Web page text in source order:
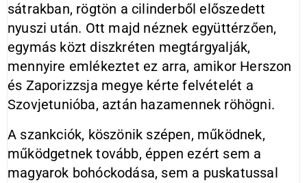
sátrakban, rögtön a cilinderből előszedett
nyuszi után. Ott majd néznek együttérzően,
egymás közt diszkréten megtárgyalják,
mennyire emlékeztet ez arra, amikor Herszon
és Zaporizzsja megye kérte felvételét a
Szovjetunióba, aztán hazamennek röhögni.
A szankciók, köszönik szépen, működnek,
működgetnek tovább, éppen ezért sem a
magyarok bohóckodása, sem a puskatussal